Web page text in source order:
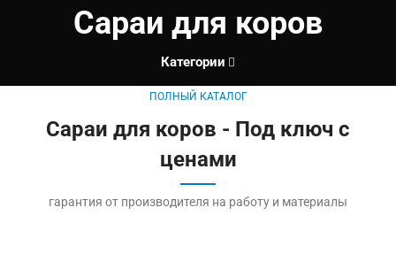
Сараи для коров
Категории
ПОЛНЫЙ КАТАЛОГ
Сараи для коров - Под ключ с
ценами
гарантия от производителя на работу и материалы